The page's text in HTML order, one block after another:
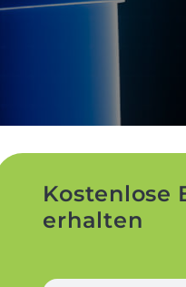
Kostenlose
erhalten